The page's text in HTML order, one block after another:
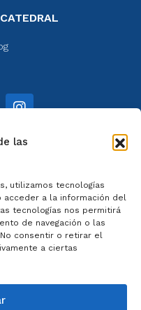
las
utilizamos tecnologías
acceder a la información del
tecnologías nos permitirá
de navegación o las
consentir o retirar el
a ciertas